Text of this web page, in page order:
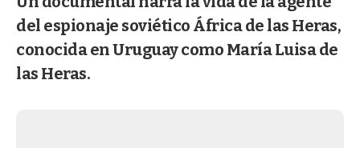
del espionaje soviético África de las Heras,
conocida en Uruguay como María Luisa de
las Heras.